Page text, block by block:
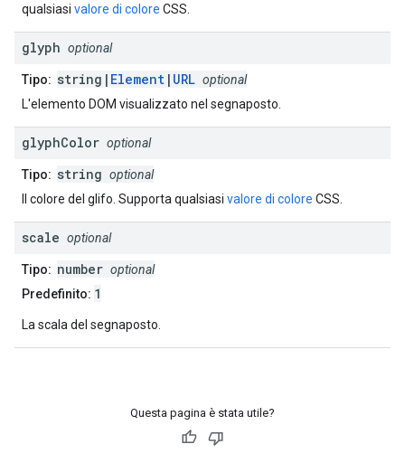
qualsiasi valore di colore CSS.
glyph optional
Tipo: string| Element | URL optional
L'elemento DOM visualizzato nel segnaposto.
glyphColor optional
Tipo: string optional
Il colore del glifo. Supporta qualsiasi valore di colore CSS.
scale optional
Tipo: number optional
Predefinito: 1
La scala del segnaposto.
Questa pagina è stata utile?